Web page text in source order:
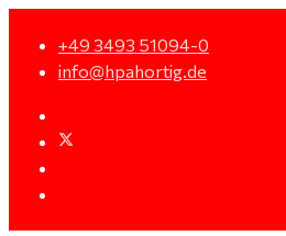
+49 3493 51094-0
info@hpahortig.de